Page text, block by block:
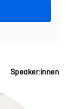
Speaker:innen